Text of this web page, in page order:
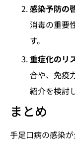
感染予防の
消毒の重要
す。
重症化のリ
合や、免疫
紹介を検討
まとめ
手足口病の感染